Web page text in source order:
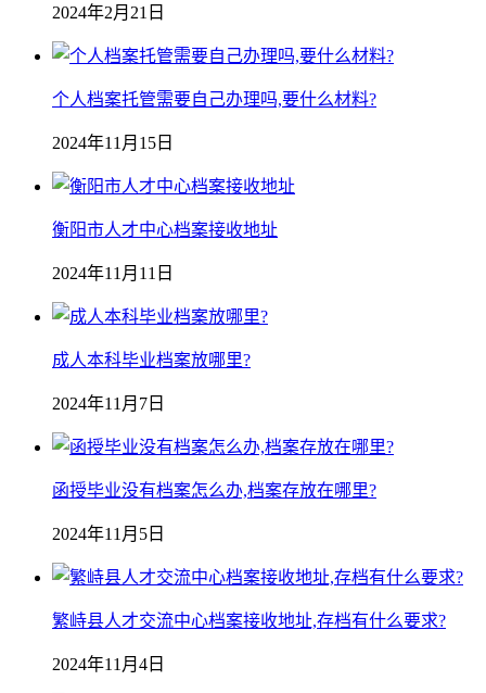
2024年2月21日
个人档案托管需要自己办理吗,要什么材料?
2024年11月15日
衡阳市人才中心档案接收地址
2024年11月11日
成人本科毕业档案放哪里?
2024年11月7日
函授毕业没有档案怎么办,档案存放在哪里?
2024年11月5日
繁峙县人才交流中心档案接收地址,存档有什么要求?
2024年11月4日